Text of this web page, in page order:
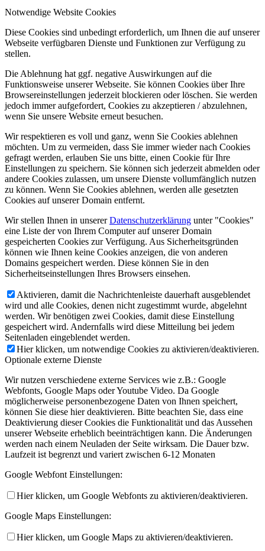
Notwendige Website Cookies
Diese Cookies sind unbedingt erforderlich, um Ihnen die auf unserer
Webseite verfügbaren Dienste und Funktionen zur Verfügung zu
stellen.
Die Ablehnung hat ggf. negative Auswirkungen auf die
Funktionsweise unserer Webseite. Sie können Cookies über Ihre
Browsereinstellungen jederzeit blockieren oder löschen. Sie werden
jedoch immer aufgefordert, Cookies zu akzeptieren / abzulehnen,
wenn Sie unsere Website erneut besuchen.
Wir respektieren es voll und ganz, wenn Sie Cookies ablehnen
möchten. Um zu vermeiden, dass Sie immer wieder nach Cookies
gefragt werden, erlauben Sie uns bitte, einen Cookie für Ihre
Einstellungen zu speichern. Sie können sich jederzeit abmelden oder
andere Cookies zulassen, um unsere Dienste vollumfänglich nutzen
zu können. Wenn Sie Cookies ablehnen, werden alle gesetzten
Cookies auf unserer Domain entfernt.
Wir stellen Ihnen in unsererDatenschutzerklärung unter "Cookies"
eine Liste der von Ihrem Computer auf unserer Domain
gespeicherten Cookies zur Verfügung. Aus Sicherheitsgründen
können wie Ihnen keine Cookies anzeigen, die von anderen
Domains gespeichert werden. Diese können Sie in den
Sicherheitseinstellungen Ihres Browsers einsehen.
Aktivieren, damit die Nachrichtenleiste dauerhaft ausgeblendet
wird und alle Cookies, denen nicht zugestimmt wurde, abgelehnt
werden. Wir benötigen zwei Cookies, damit diese Einstellung
gespeichert wird. Andernfalls wird diese Mitteilung bei jedem
Seitenladen eingeblendet werden.
Hier klicken, um notwendige Cookies zu aktivieren/deaktivieren.
Optionale externe Dienste
Wir nutzen verschiedene externe Services wie z.B.: Google
Webfonts, Google Maps oder Youtube Video. Da Google
möglicherweise personenbezogene Daten von Ihnen speichert,
können Sie diese hier deaktivieren. Bitte beachten Sie, dass eine
Deaktivierung dieser Cookies die Funktionalität und das Aussehen
unserer Webseite erheblich beeinträchtigen kann. Die Änderungen
werden nach einem Neuladen der Seite wirksam. Die Dauer bzw.
Laufzeit ist begrenzt und variert zwischen 6-12 Monaten
Google Webfont Einstellungen:
Hier klicken, um Google Webfonts zu aktivieren/deaktivieren.
Google Maps Einstellungen:
Hier klicken, um Google Maps zu aktivieren/deaktivieren.